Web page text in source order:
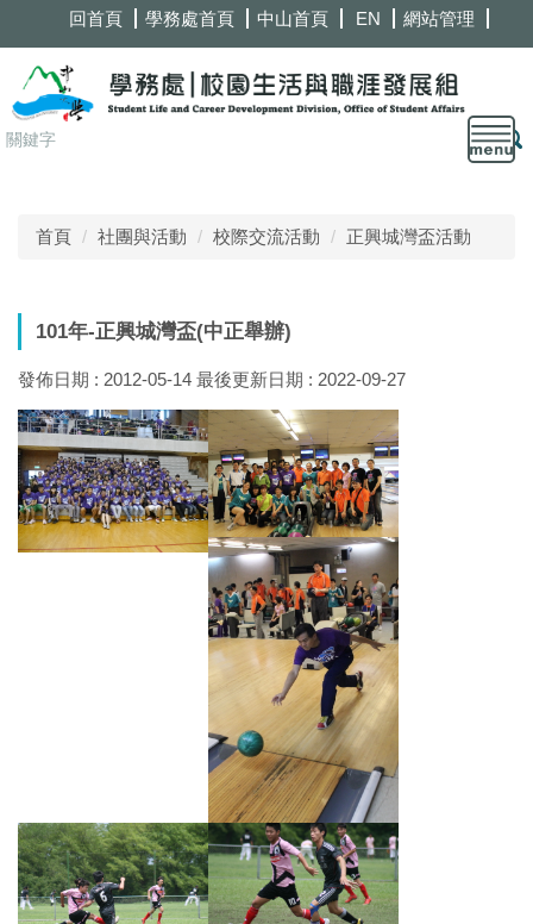
到
要
內
容
回首頁 學務處首頁 中山首頁 EN 網站管理
首頁 社團與活動 校際交流活動 正興城灣盃活動
101年-正興城灣盃(中正舉辦)
發佈日期 : 2012-05-14 最後更新日期 : 2022-09-27